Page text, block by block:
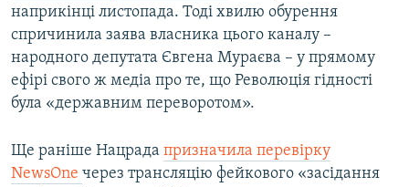
наприкінці листопада. Тоді хвилю обурення
спричинила заява власника цього каналу –
народного депутата Євгена Мураєва – у прямому
ефірі свого ж медіа про те, що Революція гідності
була «державним переворотом».
Ще раніше Нацрада призначила перевірку
NewsOne через трансляцію фейкового «засідання